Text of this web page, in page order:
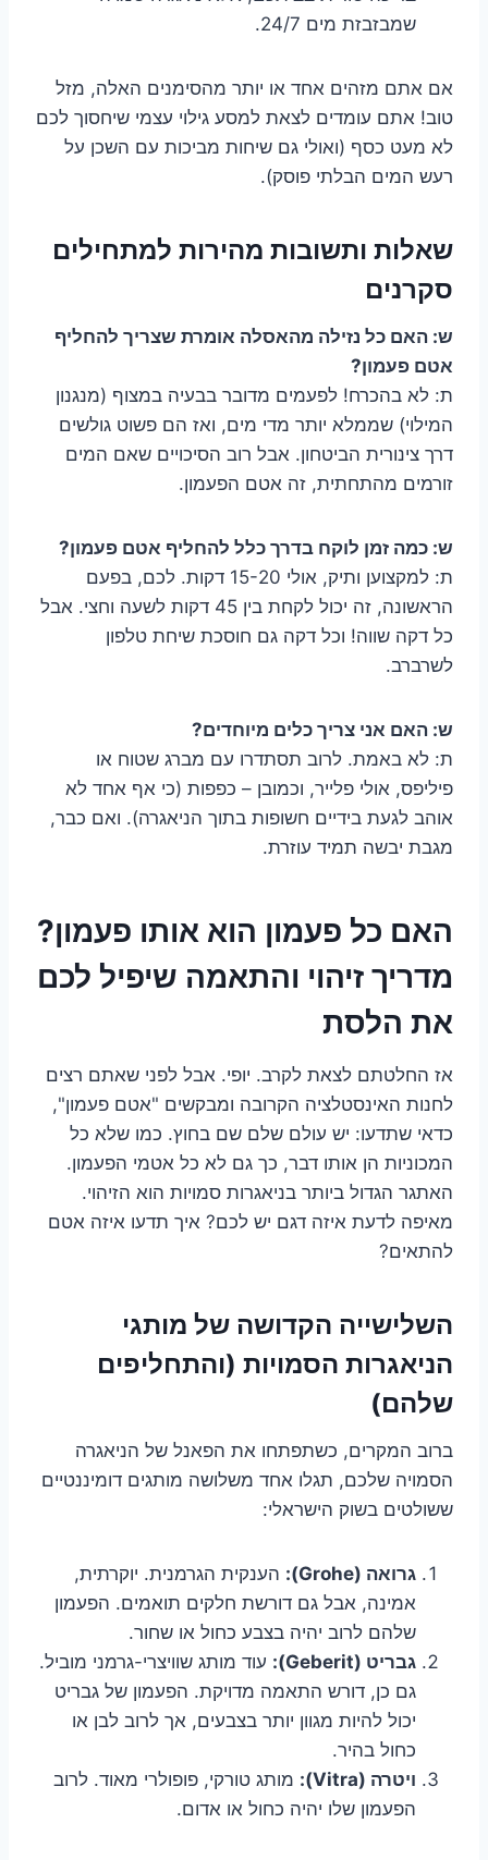
שמבזבזת מים 24/7.
אם אתם מזהים אחד או יותר מהסימנים האלה, מזל
טוב! אתם עומדים לצאת למסע גילוי עצמי שיחסוך לכם
לא מעט כסף (ואולי גם שיחות מביכות עם השכן על
רעש המים הבלתי פוסק).
שאלות ותשובות מהירות למתחילים
סקרנים
ש: האם כל נזילה מהאסלה אומרת שצריך להחליף
אטם פעמון?
ת: לא בהכרח! לפעמים מדובר בבעיה במצוף (מנגנון
המילוי) שממלא יותר מדי מים, ואז הם פשוט גולשים
דרך צינורית הביטחון. אבל רוב הסיכויים שאם המים
זורמים מהתחתית, זה אטם הפעמון.
ש: כמה זמן לוקח בדרך כלל להחליף אטם פעמון?
ת: למקצוען ותיק, אולי 15-20 דקות. לכם, בפעם
הראשונה, זה יכול לקחת בין 45 דקות לשעה וחצי. אבל
כל דקה שווה! וכל דקה גם חוסכת שיחת טלפון
לשרברב.
ש: האם אני צריך כלים מיוחדים?
ת: לא באמת. לרוב תסתדרו עם מברג שטוח או
פיליפס, אולי פלייר, וכמובן – כפפות (כי אף אחד לא
אוהב לגעת בידיים חשופות בתוך הניאגרה). ואם כבר,
מגבת יבשה תמיד עוזרת.
האם כל פעמון הוא אותו פעמון?
מדריך זיהוי והתאמה שיפיל לכם
את הלסת
אז החלטתם לצאת לקרב. יופי. אבל לפני שאתם רצים
לחנות האינסטלציה הקרובה ומבקשים "אטם פעמון",
כדאי שתדעו: יש עולם שלם שם בחוץ. כמו שלא כל
המכוניות הן אותו דבר, כך גם לא כל אטמי הפעמון.
האתגר הגדול ביותר בניאגרות סמויות הוא הזיהוי.
מאיפה לדעת איזה דגם יש לכם? איך תדעו איזה אטם
להתאים?
השלישייה הקדושה של מותגי
הניאגרות הסמויות (והתחליפים
שלהם)
ברוב המקרים, כשתפתחו את הפאנל של הניאגרה
הסמויה שלכם, תגלו אחד משלושה מותגים דומיננטיים
ששולטים בשוק הישראלי:
גרואה (Grohe):
הענקית הגרמנית. יוקרתית,
אמינה, אבל גם דורשת חלקים תואמים. הפעמון
שלהם לרוב יהיה בצבע כחול או שחור.
גבריט (Geberit):
עוד מותג שוויצרי-גרמני מוביל.
גם כן, דורש התאמה מדויקת. הפעמון של גבריט
יכול להיות מגוון יותר בצבעים, אך לרוב לבן או
כחול בהיר.
ויטרה (Vitra):
מותג טורקי, פופולרי מאוד. לרוב
הפעמון שלו יהיה כחול או אדום.